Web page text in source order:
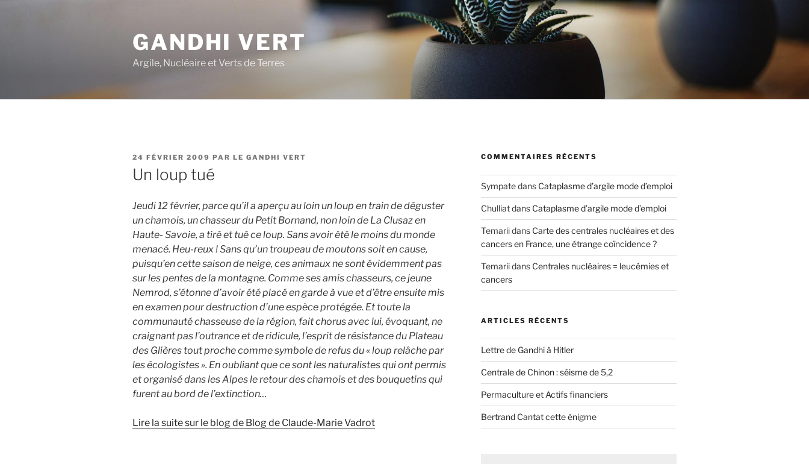
GANDHI VERT
Argile, Nucléaire et Verts de Terres
PUBLIÉ
LE
24 FÉVRIER 2009 PAR LE GANDHI VERT
Un loup tué
Jeudi 12 février, parce qu’il a aperçu au loin un loup en train de déguster
un chamois, un chasseur du Petit Bornand, non loin de La Clusaz en
Haute- Savoie, a tiré et tué ce loup. Sans avoir été le moins du monde
menacé. Heu-reux ! Sans qu’un troupeau de moutons soit en cause,
puisqu’en cette saison de neige, ces animaux ne sont évidemment pas
sur les pentes de la montagne. Comme ses amis chasseurs, ce jeune
Nemrod, s’étonne d’avoir été placé en garde à vue et d’être ensuite mis
en examen pour destruction d’une espèce protégée. Et toute la
communauté chasseuse de la région, fait chorus avec lui, évoquant, ne
craignant pas l’outrance et de ridicule, l’esprit de résistance du Plateau
des Glières tout proche comme symbole de refus du « loup relâche par
les écologistes ». En oubliant que ce sont les naturalistes qui ont permis
et organisé dans les Alpes le retour des chamois et des bouquetins qui
furent au bord de l’extinction…
Lire la suite sur le blog de Blog de Claude-Marie Vadrot
COMMENTAIRES RÉCENTS
Sympatedans Cataplasme d’argile mode d’emploi
Chulliatdans Cataplasme d’argile mode d’emploi
Temariidans Carte des centrales nucléaires et des
cancers en France, une étrange coïncidence ?
Temariidans Centrales nucléaires = leucémies et
cancers
ARTICLES RÉCENTS
Lettre de Gandhi à Hitler
Centrale de Chinon : séisme de 5,2
Permaculture et Actifs financiers
Bertrand Cantat cette énigme